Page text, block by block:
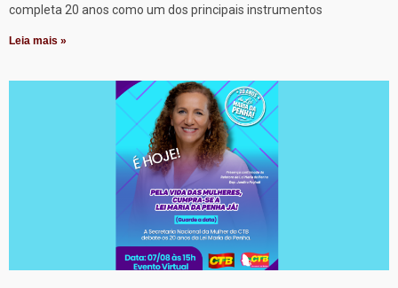
completa 20 anos como um dos principais instrumentos
Leia mais »